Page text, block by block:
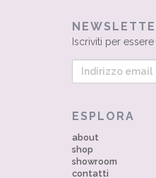
Iscriviti per
ESPLORA
about
shop
showroom
contatti